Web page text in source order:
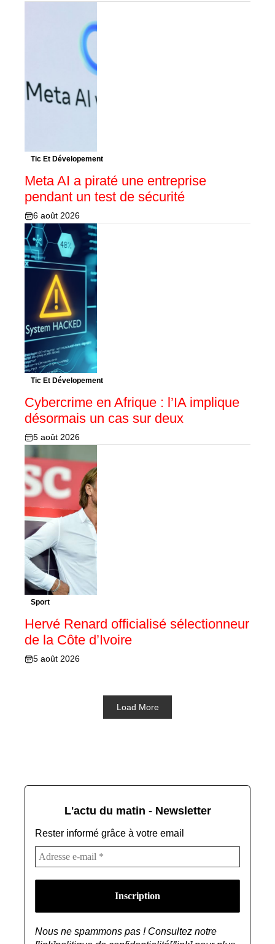
Tic Et Dévelopement
Meta AI a piraté une entreprise
pendant un test de sécurité
6 août 2026
Tic Et Dévelopement
Cybercrime en Afrique : l’IA implique
désormais un cas sur deux
5 août 2026
Sport
Hervé Renard officialisé sélectionneur
de la Côte d’Ivoire
5 août 2026
Load More
L'actu du matin - Newsletter
Rester informé grâce à votre email
Nous ne spammons pas ! Consultez notre